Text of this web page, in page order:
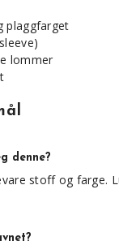
plaggfarget
lommer
denne?
stoff og farge.